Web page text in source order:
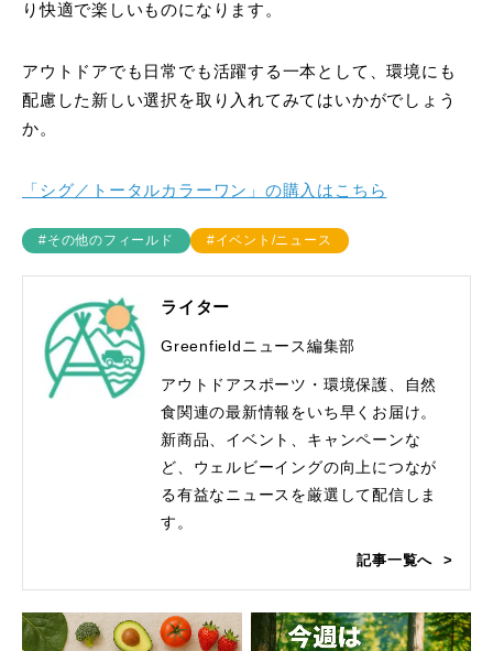
り快適で楽しいものになります。
アウトドアでも日常でも活躍する一本として、環境にも
配慮した新しい選択を取り入れてみてはいかがでしょう
か。
「シグ／トータルカラーワン」の購入はこちら
#その他のフィールド #イベント/ニュース
ライター
Greenfieldニュース編集部
アウトドアスポーツ・環境保護、自然
食関連の最新情報をいち早くお届け。
新商品、イベント、キャンペーンな
ど、ウェルビーイングの向上につなが
る有益なニュースを厳選して配信しま
す。
記事一覧へ